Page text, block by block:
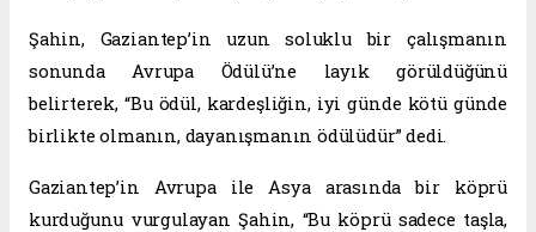
Şahin, Gaziantep’in uzun soluklu bir çalışmanın
sonunda Avrupa Ödülü’ne layık görüldüğünü
belirterek, “Bu ödül, kardeşliğin, iyi günde kötü günde
birlikte olmanın, dayanışmanın ödülüdür” dedi.
Gaziantep’in Avrupa ile Asya arasında bir köprü
kurduğunu vurgulayan Şahin, “Bu köprü sadece taşla,